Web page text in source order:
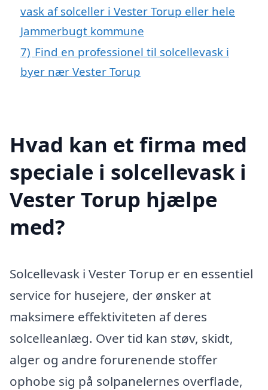
vask af solceller i Vester Torup eller hele
Jammerbugt kommune
7) Find en professionel til solcellevask i
byer nær Vester Torup
Hvad kan et firma med
speciale i solcellevask i
Vester Torup hjælpe
med?
Solcellevask i Vester Torup er en essentiel
service for husejere, der ønsker at
maksimere effektiviteten af deres
solcelleanlæg. Over tid kan støv, skidt,
alger og andre forurenende stoffer
ophobe sig på solpanelernes overflade,